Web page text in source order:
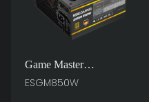
Game Master
ESGM850W PC電源に
ESGM850W